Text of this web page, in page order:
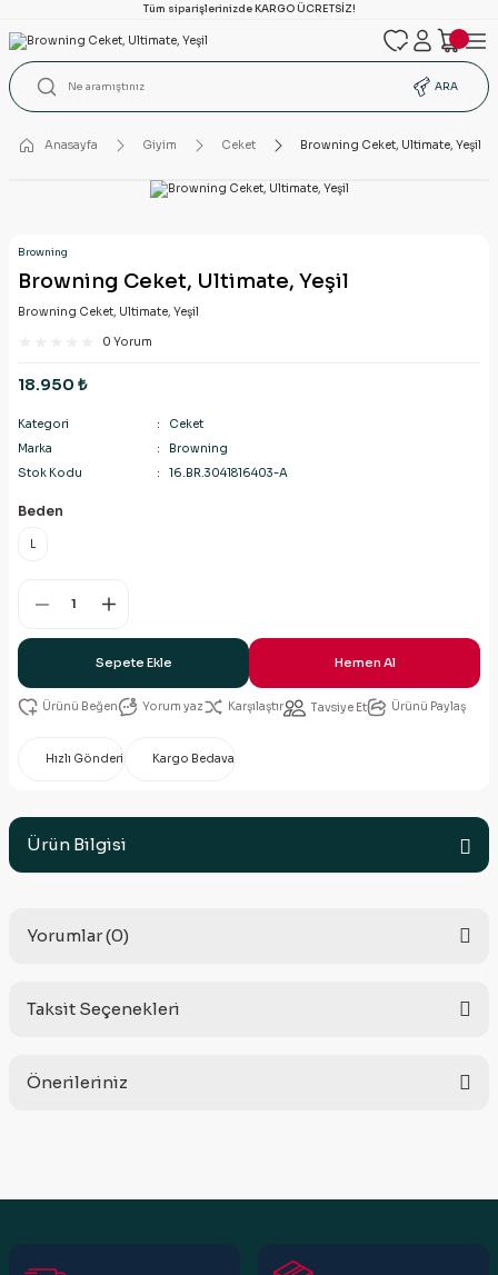
Tüm siparişlerinizde KARGO ÜCRETSİZ!
ARA
Anasayfa Giyim Ceket Browning Ceket, Ultimate, Yeşil
Browning
Browning Ceket, Ultimate, Yeşil
Browning Ceket, Ultimate, Yeşil
0 Yorum
18.950 ₺
Kategori
Ceket
Marka
Browning
Stok Kodu
16.BR.3041816403-A
Beden
L
Sepete Ekle Hemen Al
Yorum yaz Karşılaştır Tavsiye Et Ürünü Paylaş
Hızlı Gönderi Kargo Bedava
Ürün Bilgisi
Yorumlar (0)
Taksit Seçenekleri
Önerileriniz
Görüş ve önerileriniz için teşekkür ederiz.
Ürün resmi kalitesiz, bozuk veya görüntülenemiyor.